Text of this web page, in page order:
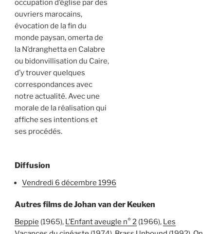
occupation d’église par des
ouvriers marocains,
évocation de la fin du
monde paysan, omerta de
la N’dranghetta en Calabre
ou bidonvillisation du Caire,
d’y trouver quelques
correspondances avec
notre actualité. Avec une
morale de la réalisation qui
affiche ses intentions et
ses procédés.
Diffusion
vendredi 6 décembre 1996
Autres films de Johan van der Keuken
Beppie (1965), L’Enfant aveugle n° 2 (1966), Les